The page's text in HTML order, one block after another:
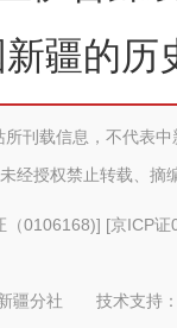
开
新疆的历
所刊载信息，不代表
未经授权禁止转载、摘
（0106168)] [京ICP证
新疆分社 技术支